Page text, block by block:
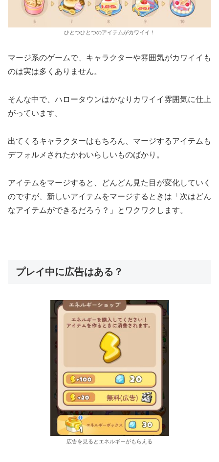
ひとつひとつのアイテムがカワイイ！
マージ系のゲームで、キャラクターや雰囲気がカワイイも
のは実は多くありません。
そんな中で、ハロータウンはかなりカワイイ雰囲気に仕上
がっています。
出てくるキャラクターはもちろん、マージするアイテムも
デフォルメされたかわいらしいものばかり。
アイテムをマージすると、どんどん見た目が変化していく
のですが、新しいアイテムをマージするときは「次はどん
なアイテムができるだろう？」とワクワクします。
プレイ中に広告はある？
広告を見るとエネルギーがもらえる